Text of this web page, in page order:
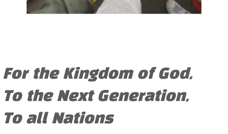
For the Kingdom of God,
To the Next Generation,
To all Nations